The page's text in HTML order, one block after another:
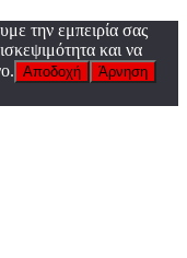
την εμπειρία σας
και να
Αποδοχή
Άρνηση